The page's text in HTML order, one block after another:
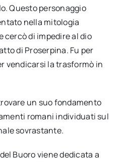
Questo personaggio
nella mitologia
cercò di impedire al dio
di Proserpina. Fu per
vendicarsi la trasformò in
un suo fondamento
romani individuati sul
sovrastante.
Buoro viene dedicata a